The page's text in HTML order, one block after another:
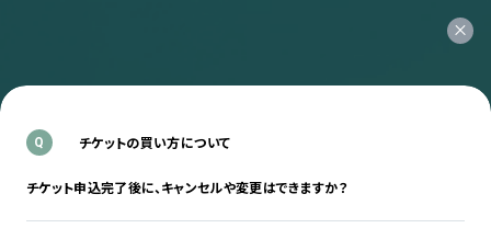
Q チケットの買い方について
チケット申込完了後に、キャンセルや変更はできますか？